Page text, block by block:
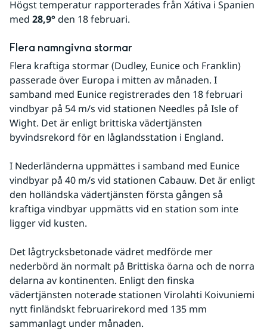
Högst temperatur rapporterades från Xátiva i Spanien
med 28,9° den 18 februari.
Flera namngivna stormar
Flera kraftiga stormar (Dudley, Eunice och Franklin)
passerade över Europa i mitten av månaden. I
samband med Eunice registrerades den 18 februari
vindbyar på 54 m/s vid stationen Needles på Isle of
Wight. Det är enligt brittiska vädertjänsten
byvindsrekord för en låglandsstation i England.
I Nederländerna uppmättes i samband med Eunice
vindbyar på 40 m/s vid stationen Cabauw. Det är enligt
den holländska vädertjänsten första gången så
kraftiga vindbyar uppmätts vid en station som inte
ligger vid kusten.
Det lågtrycksbetonade vädret medförde mer
nederbörd än normalt på Brittiska öarna och de norra
delarna av kontinenten. Enligt den finska
vädertjänsten noterade stationen Virolahti Koivuniemi
nytt finländskt februarirekord med 135 mm
sammanlagt under månaden.